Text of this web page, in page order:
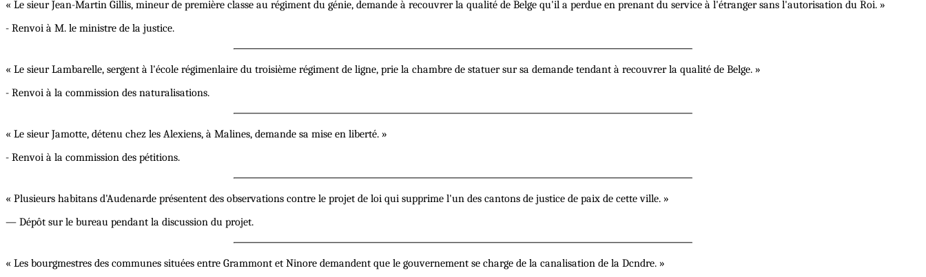
« Le sieur Jean-Martin Gillis, mineur de première classe au régiment du génie, demande à recouvrer la qualité de Belge qu'il a perdue en prenant du service à l'étranger sans l'autorisation du Roi. »
- Renvoi à M. le ministre de la justice.
« Le sieur Lambarelle, sergent à l'école régimenlaire du troisième régiment de ligne, prie la chambre de statuer sur sa demande tendant à recouvrer la qualité de Belge. »
- Renvoi à la commission des naturalisations.
« Le sieur Jamotte, détenu chez les Alexiens, à Malines, demande sa mise en liberté. »
- Renvoi à la commission des pétitions.
« Plusieurs habitans d'Audenarde présentent des observations contre le projet de loi qui supprime l'un des cantons de justice de paix de cette ville. »
— Dépôt sur le bureau pendant la discussion du projet.
« Les bourgmestres des communes situées entre Grammont et Ninore demandent que le gouvernement se charge de la canalisation de la Dcndre. »